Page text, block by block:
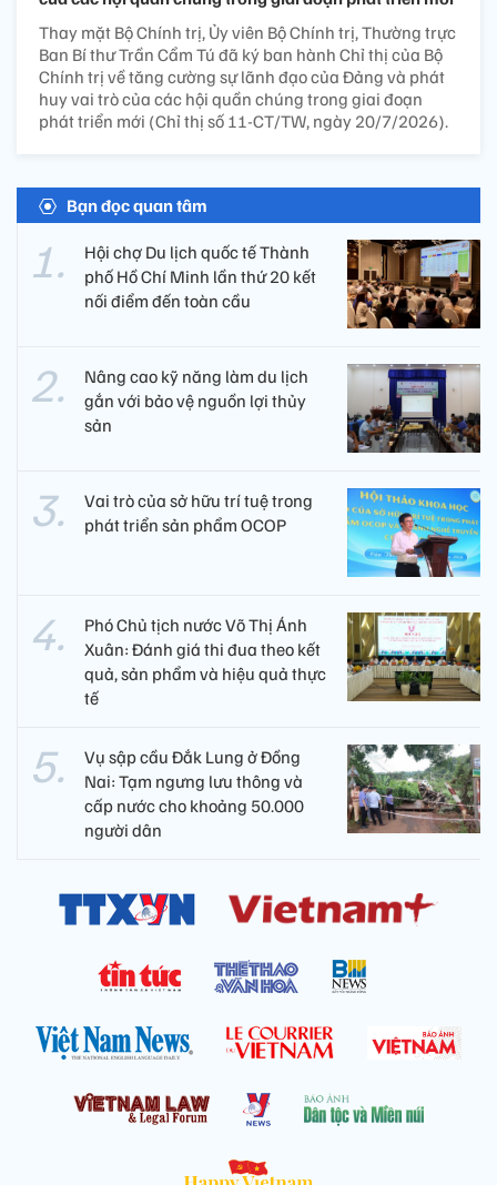
Thay mặt Bộ Chính trị, Ủy viên Bộ Chính trị, Thường trực
Ban Bí thư Trần Cẩm Tú đã ký ban hành Chỉ thị của Bộ
Chính trị về tăng cường sự lãnh đạo của Đảng và phát
huy vai trò của các hội quần chúng trong giai đoạn
phát triển mới (Chỉ thị số 11-CT/TW, ngày 20/7/2026).
Bạn đọc quan tâm
Hội chợ Du lịch quốc tế Thành
phố Hồ Chí Minh lần thứ 20 kết
nối điểm đến toàn cầu
Nâng cao kỹ năng làm du lịch
gắn với bảo vệ nguồn lợi thủy
sản
Vai trò của sở hữu trí tuệ trong
phát triển sản phẩm OCOP
Phó Chủ tịch nước Võ Thị Ánh
Xuân: Đánh giá thi đua theo kết
quả, sản phẩm và hiệu quả thực
tế
Vụ sập cầu Đắk Lung ở Đồng
Nai: Tạm ngưng lưu thông và
cấp nước cho khoảng 50.000
người dân